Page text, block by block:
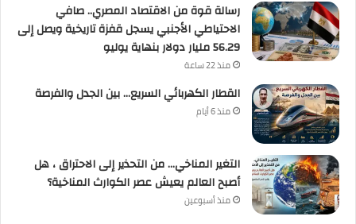
رسالة قوة من الاقتصاد المصري.. صافي
الاحتياطي الأجنبي يسجل قفزة تاريخية ويصل إلى
56.29 مليار دولار بنهاية يوليو
منذ 22 ساعة
القطار الكهربائي السريع… بين الجدل والفرصة
منذ 6 أيام
التغير المناخي… من التحذير إلى الاحتراق ، هل
أصبح العالم يعيش عصر الكوارث المناخية؟
منذ أسبوعين